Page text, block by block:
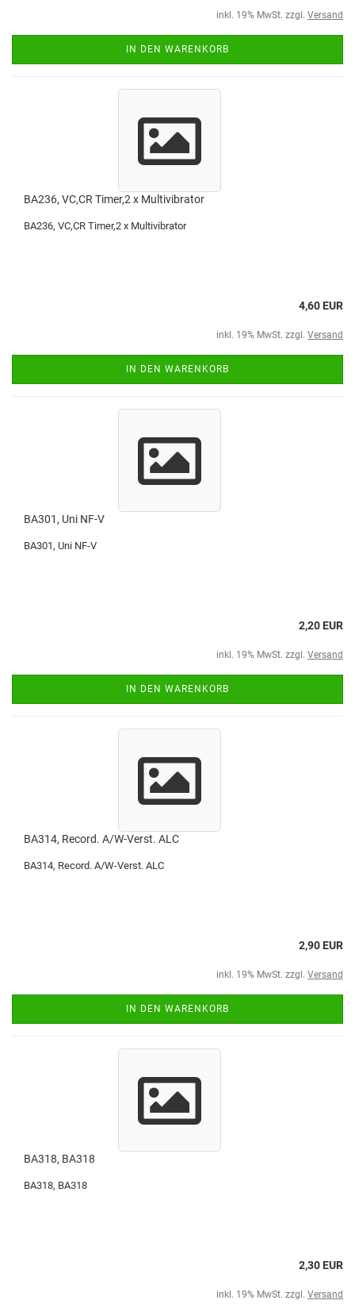
inkl. 19% MwSt. zzgl. Versand
IN DEN WARENKORB
BA236, VC,CR Timer,2 x Multivibrator
BA236, VC,CR Timer,2 x Multivibrator
4,60 EUR
inkl. 19% MwSt. zzgl. Versand
IN DEN WARENKORB
BA301, Uni NF-V
BA301, Uni NF-V
2,20 EUR
inkl. 19% MwSt. zzgl. Versand
IN DEN WARENKORB
BA314, Record. A/W-Verst. ALC
BA314, Record. A/W-Verst. ALC
2,90 EUR
inkl. 19% MwSt. zzgl. Versand
IN DEN WARENKORB
BA318, BA318
BA318, BA318
2,30 EUR
inkl. 19% MwSt. zzgl. Versand